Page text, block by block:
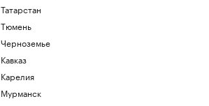
Татарстан
Тюмень
Черноземье
Кавказ
Карелия
Мурманск